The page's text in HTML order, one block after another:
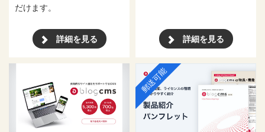
だけます。
詳細を見る 詳細を見る
郵送可能